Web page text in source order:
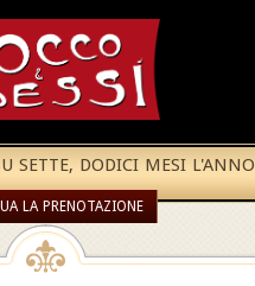
SETTE, DODICI MESI
LA PRENOTAZIONE